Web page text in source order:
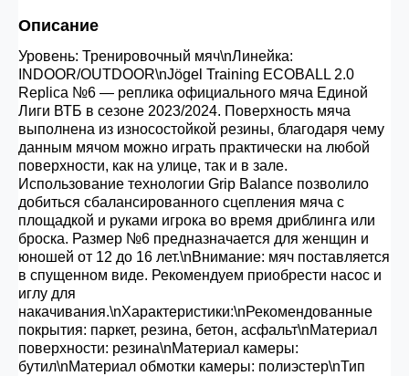
Опт 3(33%)
80.000 рублей
Опт 2(36%)- сумма всех заказов за 6 месяцев
200.000 рублей.
Опт 1(38%) - сумма всех заказов за 6 месяцев -
400.000 рублей.
Описание
Уровень: Тренировочный мяч\nЛинейка:
INDOOR/OUTDOOR\nJögel Training ECOBALL 2.0
Replica №6 — реплика официального мяча Единой
Лиги ВТБ в сезоне 2023/2024. Поверхность мяча
выполнена из износостойкой резины, благодаря чему
данным мячом можно играть практически на любой
поверхности, как на улице, так и в зале.
Использование технологии Grip Balance позволило
добиться сбалансированного сцепления мяча с
площадкой и руками игрока во время дриблинга или
броска. Размер №6 предназначается для женщин и
юношей от 12 до 16 лет.\nВнимание: мяч поставляется
в спущенном виде. Рекомендуем приобрести насос и
иглу для
накачивания.\nХарактеристики:\nРекомендованные
покрытия: паркет, резина, бетон, асфальт\nМатериал
поверхности: резина\nМатериал камеры:
бутил\nМатериал обмотки камеры: полиэстер\nТип